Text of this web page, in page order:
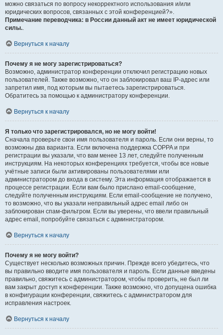
можно связаться по вопросу некорректного использования и/или
юридических вопросов, связанных с этой конференцией?».
Примечание переводчика: в России данный акт не имеет юридической
силы..
Вернуться к началу
Почему я не могу зарегистрироваться?
Возможно, администратор конференции отключил регистрацию новых
пользователей. Также возможно, что он заблокировал ваш IP-адрес или
запретил имя, под которым вы пытаетесь зарегистрироваться.
Обратитесь за помощью к администратору конференции.
Вернуться к началу
Я только что зарегистрировался, но не могу войти!
Сначала проверьте свои имя пользователя и пароль. Если они верны, то
возможны два варианта. Если включена поддержка COPPA и при
регистрации вы указали, что вам менее 13 лет, следуйте полученным
инструкциям. На некоторых конференциях требуется, чтобы все новые
учётные записи были активированы пользователями или
администратором до входа в систему. Эта информация отображается в
процессе регистрации. Если вам было прислано email-сообщение,
следуйте полученным инструкциям. Если email-сообщение не получено,
то возможно, что вы указали неправильный адрес email либо он
заблокирован спам-фильтром. Если вы уверены, что ввели правильный
адрес email, попробуйте связаться с администратором.
Вернуться к началу
Почему я не могу войти?
Существует несколько возможных причин. Прежде всего убедитесь, что
вы правильно вводите имя пользователя и пароль. Если данные введены
правильно, свяжитесь с администратором, чтобы проверить, не был ли
вам закрыт доступ к конференции. Также возможно, что допущена ошибка
в конфигурации конференции, свяжитесь с администратором для
исправления настроек.
Вернуться к началу